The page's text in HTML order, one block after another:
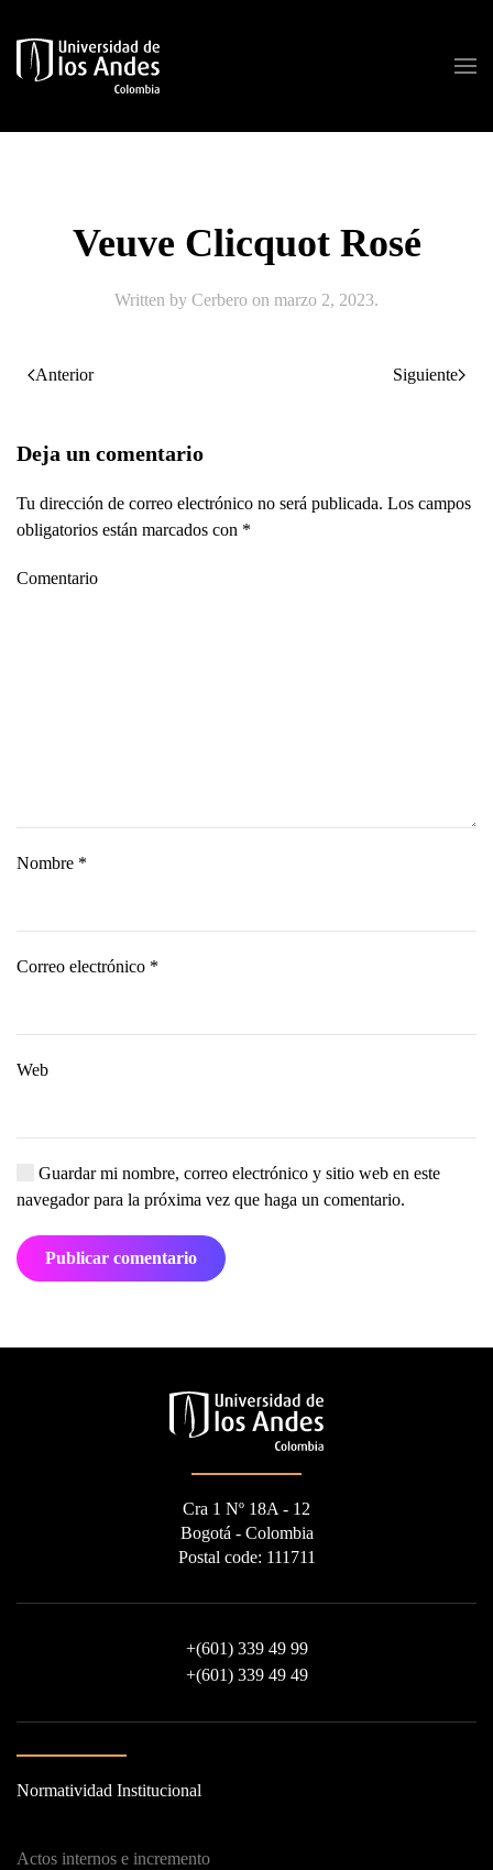
Skip to main content
Veuve Clicquot Rosé
Written by Cerbero on marzo 2, 2023.
Anterior Siguiente
Deja un comentario
Tu dirección de correo electrónico no será publicada. Los campos
obligatorios están marcados con *
Comentario
Nombre *
Correo electrónico *
Web
Guardar mi nombre, correo electrónico y sitio web en este
navegador para la próxima vez que haga un comentario.
Publicar comentario
Cra 1 Nº 18A - 12
Bogotá - Colombia
Postal code: 111711
+(601) 339 49 99
+(601) 339 49 49
Normatividad Institucional
Actos internos e incremento